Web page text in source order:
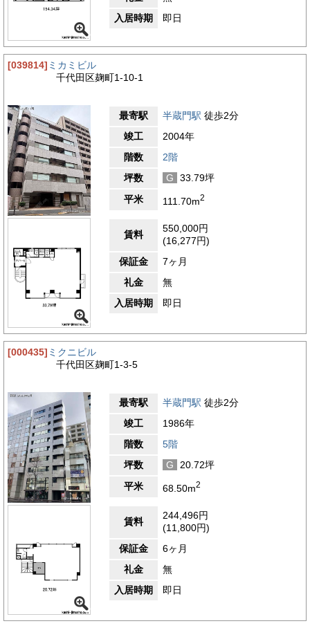
入居時期
即日
[039814] ミカミビル
千代田区麹町1-10-1
最寄駅 半蔵門駅 徒歩2分
竣工
2004年
階数
2階
坪数
G
33.79坪
平米
111.70m2
賃料
550,000円
(16,277円)
保証金
7ヶ月
礼金
無
入居時期
即日
[000435] ミクニビル
千代田区麹町1-3-5
最寄駅 半蔵門駅 徒歩2分
竣工
1986年
階数
5階
坪数
G
20.72坪
平米
68.50m2
賃料
244,496円
(11,800円)
保証金
6ヶ月
礼金
無
入居時期
即日